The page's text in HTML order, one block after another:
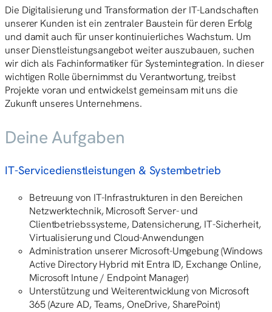
Die Digitalisierung und Transformation der IT-Landschaften
unserer Kunden ist ein zentraler Baustein für deren Erfolg
und damit auch für unser kontinuierliches Wachstum. Um
unser Dienstleistungsangebot weiter auszubauen, suchen
wir dich als Fachinformatiker für Systemintegration. In dieser
wichtigen Rolle übernimmst du Verantwortung, treibst
Projekte voran und entwickelst gemeinsam mit uns die
Zukunft unseres Unternehmens.
Deine Aufgaben
IT-Servicedienstleistungen & Systembetrieb
Betreuung von IT-Infrastrukturen in den Bereichen
Netzwerktechnik, Microsoft Server- und
Clientbetriebssysteme, Datensicherung, IT-Sicherheit,
Virtualisierung und Cloud-Anwendungen
Administration unserer Microsoft-Umgebung (Windows
Active Directory Hybrid mit Entra ID, Exchange Online,
Microsoft Intune / Endpoint Manager)
Unterstützung und Weiterentwicklung von Microsoft
365 (Azure AD, Teams, OneDrive, SharePoint)